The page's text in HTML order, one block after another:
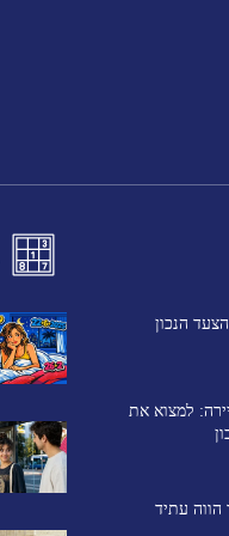
הנכון
למצוא את
עתיד